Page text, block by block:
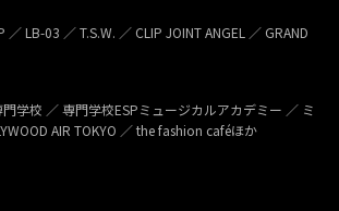
／ LB-03 ／ T.S.W. ／ CLIP JOINT ANGEL ／ GRAND
学校 ／ 専門学校ESPミュージカルアカデミー ／ ミ
AIR TOKYO ／ the fashion caféほか